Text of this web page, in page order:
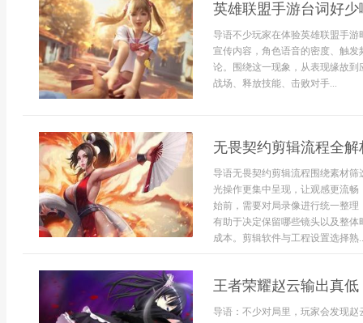
英雄联盟手游台词好少
导语不少玩家在体验英雄联盟手
宣传内容，角色语音的密度、触
论。围绕这一现象，从表现缘故
战场、释放技能、击败对手...
无畏契约剪辑流程全解
导语无畏契约剪辑流程围绕素材
光操作更集中呈现，让观感更流
始前，需要对局录像进行统一整
有助于决定保留哪些镜头以及整
成本。剪辑软件与工程设置选择熟
王者荣耀赵云输出真低
导语：不少对局里，玩家会发现